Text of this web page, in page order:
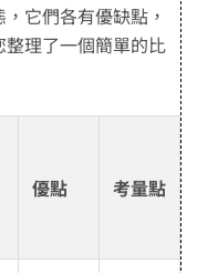
它們各有優缺點，
理了一個簡單的比
優點 考量點